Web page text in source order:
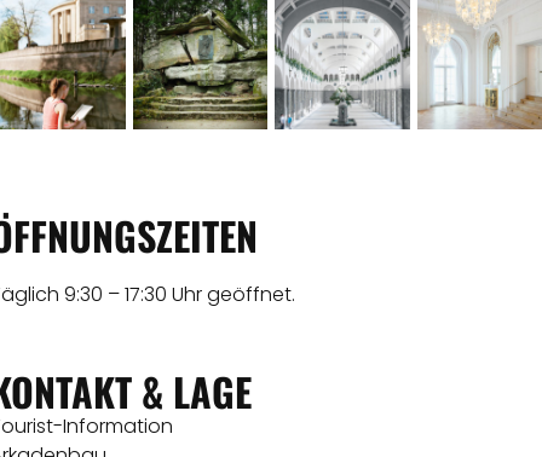
9:30 – 17:30 Uhr geöffnet.
& LAGE
Information